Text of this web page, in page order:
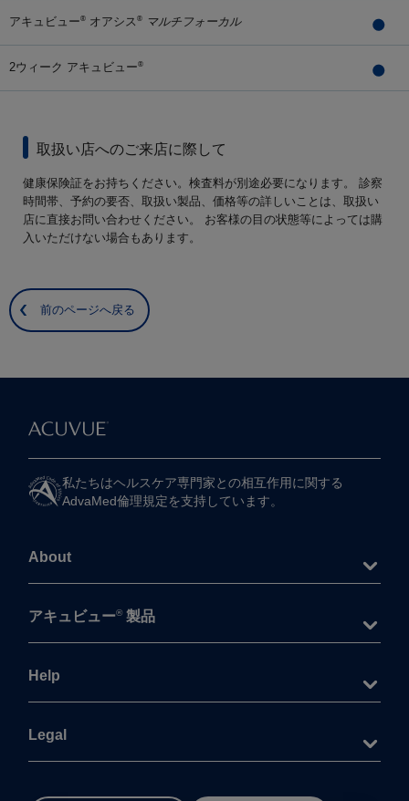
アキュビュー® オアシス ® マルチフォーカル
2ウィーク アキュビュー®
取扱い店へのご来店に際して
健康保険証をお持ちください。検査料が別途必要になります。 診察
時間帯、予約の要否、取扱い製品、価格等の詳しいことは、取扱い
店に直接お問い合わせください。 お客様の目の状態等によっては購
入いただけない場合もあります。
前のページへ戻る
私たちは​ヘルスケア専門家との​相互作用に​関する​
AdvaMed倫理規定を​支持しています。
About
アキュビュー® 製品
Help
Legal